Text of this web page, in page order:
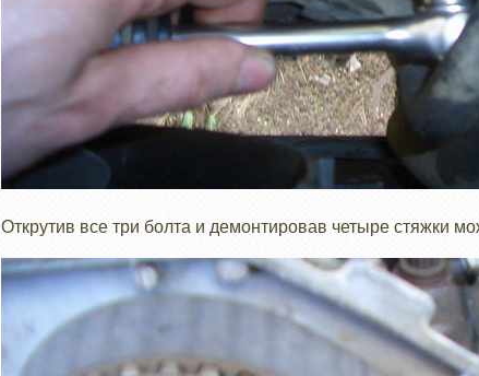
Открутив все три болта и демонтировав четыре стяжки